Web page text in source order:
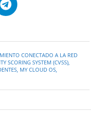
CONECTADO A LA RED
SCORING SYSTEM (CVSS)
MY CLOUD OS